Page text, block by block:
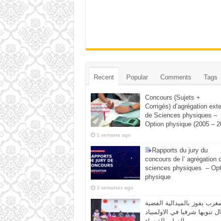
Recent Popular Comments Tags
Concours (Sujets +
Corrigés) d’agrégation
de Sciences physiques –
Option physique (2005 –
1 semaine ago
Rapports du jury du
concours de l’ agrégation
sciences physiques –
physique
3 semaines ago
يفوز بالميدالية الفضية
تنويها شرفيا في الاولمبياد